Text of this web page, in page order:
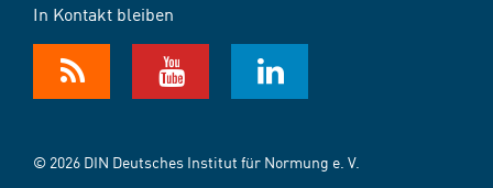
In Kontakt bleiben
© 2026 DIN Deutsches Institut für Normung e. V.